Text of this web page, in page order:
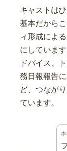
キャストは
基本だから
ィ形成によ
にしていま
ドバイス、
務日報報告
ど、つなが
ています。